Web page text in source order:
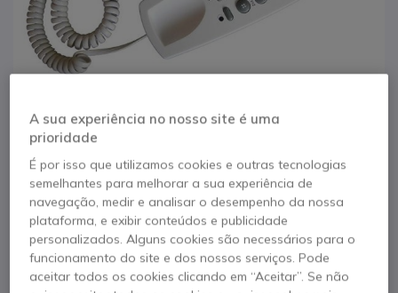
Kero Ket 41 - Branco
Referência produto: KET41B // Referência de fabricante: KERO 41
BLANCO
Telefone fixo, fácil de usar e económico.
Saltar para o início da Galeria de imagens
A sua experiência no nosso site é uma
prioridade
É por isso que utilizamos cookies e outras tecnologias
semelhantes para melhorar a sua experiência de
navegação, medir e analisar o desempenho da nossa
plataforma, e exibir conteúdos e publicidade
personalizados. Alguns cookies são necessários para o
funcionamento do site e dos nossos serviços. Pode
aceitar todos os cookies clicando em “Aceitar”. Se não